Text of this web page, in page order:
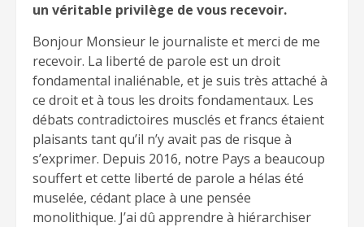
un véritable privilège de vous recevoir.
Bonjour Monsieur le journaliste et merci de me
recevoir. La liberté de parole est un droit
fondamental inaliénable, et je suis très attaché à
ce droit et à tous les droits fondamentaux. Les
débats contradictoires musclés et francs étaient
plaisants tant qu’il n’y avait pas de risque à
s’exprimer. Depuis 2016, notre Pays a beaucoup
souffert et cette liberté de parole a hélas été
muselée, cédant place à une pensée
monolithique. J’ai dû apprendre à hiérarchiser